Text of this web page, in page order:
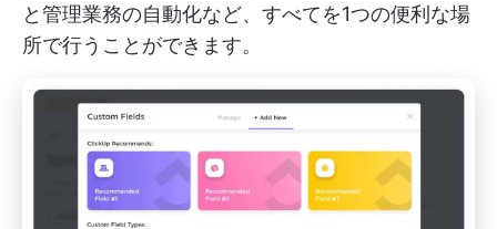
と管理業務の自動化など、すべてを1つの便利な場
所で行うことができます。